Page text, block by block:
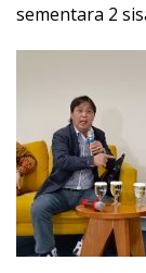
sementara 2